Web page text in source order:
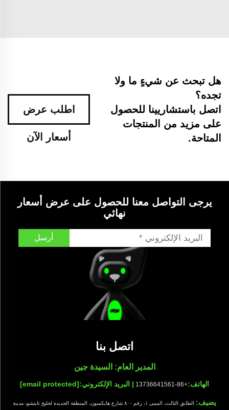
هل تبحث عن شيءٍ ما ولا
تجده؟
اتصل باستشاريينا للحصول
على مزيد من المنتجات
المتاحة.
اطلب عرض
أسعار الآن
يرجى التواصل معنا للحصول على عرض أسعار
نهائي
أرسل
اتصل بنا
المدير العام: السيدة جين
الهاتف:+86-13736641561 | البريد الإلكتروني:[email protected]
يضيف: الطابق الثالث، المبنى ١، رقم ٨٠٠ شارع هايكسون، المنطقة الجديدة لخليج تايتشو، مدينة